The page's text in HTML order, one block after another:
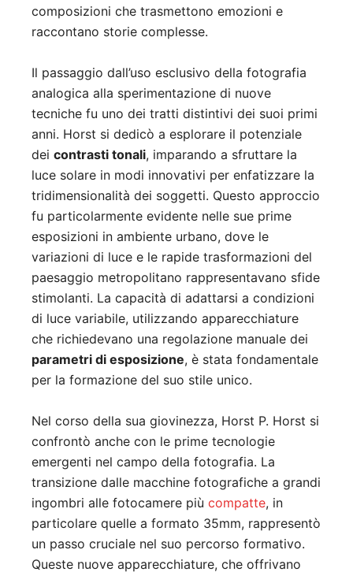
composizioni che trasmettono emozioni e
raccontano storie complesse.
Il passaggio dall’uso esclusivo della fotografia
analogica alla sperimentazione di nuove
tecniche fu uno dei tratti distintivi dei suoi primi
anni. Horst si dedicò a esplorare il potenziale
dei contrasti tonali, imparando a sfruttare la
luce solare in modi innovativi per enfatizzare la
tridimensionalità dei soggetti. Questo approccio
fu particolarmente evidente nelle sue prime
esposizioni in ambiente urbano, dove le
variazioni di luce e le rapide trasformazioni del
paesaggio metropolitano rappresentavano sfide
stimolanti. La capacità di adattarsi a condizioni
di luce variabile, utilizzando apparecchiature
che richiedevano una regolazione manuale dei
parametri di esposizione, è stata fondamentale
per la formazione del suo stile unico.
Nel corso della sua giovinezza, Horst P. Horst si
confrontò anche con le prime tecnologie
emergenti nel campo della fotografia. La
transizione dalle macchine fotografiche a grandi
ingombri alle fotocamere più compatte, in
particolare quelle a formato 35mm, rappresentò
un passo cruciale nel suo percorso formativo.
Queste nuove apparecchiature, che offrivano